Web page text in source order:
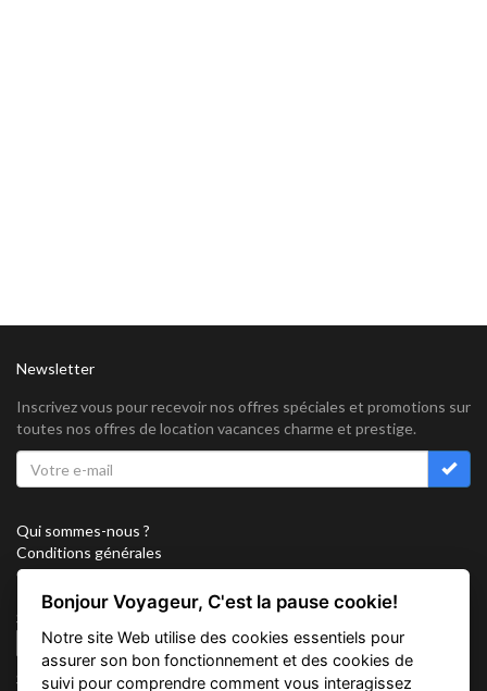
Newsletter
Inscrivez vous pour recevoir nos offres spéciales et promotions sur
toutes nos offres de location vacances charme et prestige.
Qui sommes-nous ?
Conditions générales
Confidentialité
Partenariat
Sitemap
Cookies
Suivez nous sur
Bonjour Voyageur, C'est la pause cookie!
Notre site Web utilise des cookies essentiels pour
assurer son bon fonctionnement et des cookies de
suivi pour comprendre comment vous interagissez